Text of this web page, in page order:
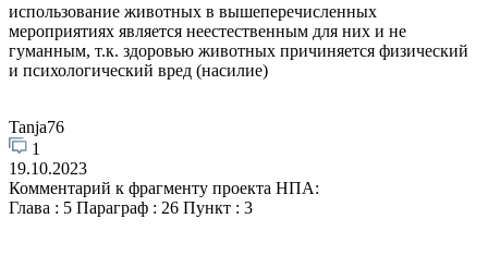
использование животных в вышеперечисленных
мероприятиях является неестественным для них и не
гуманным, т.к. здоровью животных причиняется физический
и психологический вред (насилие)
Tanja76
1
19.10.2023
Комментарий к фрагменту проекта НПА:
Глава : 5 Параграф : 26 Пункт : 3